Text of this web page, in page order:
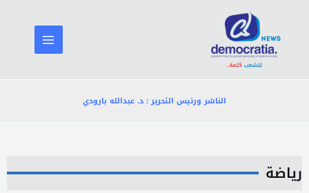
المحتوى
الناشر ورئيس التحرير : د. عبدالله بارودي
رياضة